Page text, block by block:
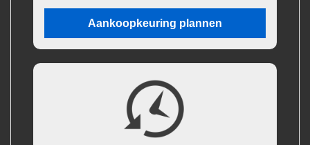
Aankoopkeuring plannen